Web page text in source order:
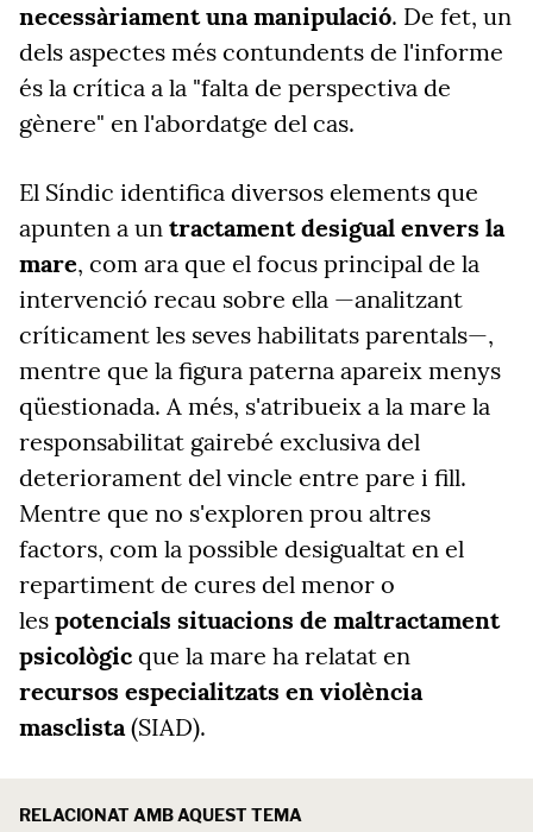
necessàriament una manipulació. De fet, un
dels aspectes més contundents de l'informe
és la crítica a la "falta de perspectiva de
gènere" en l'abordatge del cas.
El Síndic identifica diversos elements que
apunten a un tractament desigual envers la
mare, com ara que el focus principal de la
intervenció recau sobre ella —analitzant
críticament les seves habilitats parentals—,
mentre que la figura paterna apareix menys
qüestionada. A més, s'atribueix a la mare la
responsabilitat gairebé exclusiva del
deteriorament del vincle entre pare i fill.
Mentre que no s'exploren prou altres
factors, com la possible desigualtat en el
repartiment de cures del menor o
les potencials situacions de maltractament
psicològic que la mare ha relatat en
recursos especialitzats en violència
masclista(SIAD).
RELACIONAT AMB AQUEST TEMA